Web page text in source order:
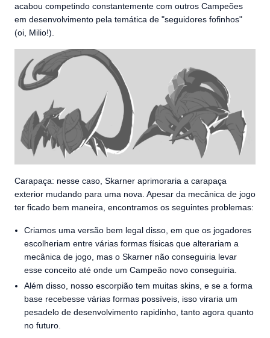
acabou competindo constantemente com outros Campeões
em desenvolvimento pela temática de "seguidores fofinhos"
(oi, Milio!).
Carapaça: nesse caso, Skarner aprimoraria a carapaça
exterior mudando para uma nova. Apesar da mecânica de jogo
ter ficado bem maneira, encontramos os seguintes problemas:
Criamos uma versão bem legal disso, em que os jogadores
escolheriam entre várias formas físicas que alterariam a
mecânica de jogo, mas o Skarner não conseguiria levar
esse conceito até onde um Campeão novo conseguiria.
Além disso, nosso escorpião tem muitas skins, e se a forma
base recebesse várias formas possíveis, isso viraria um
pesadelo de desenvolvimento rapidinho, tanto agora quanto
no futuro.